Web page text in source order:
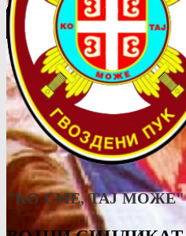
"КО СМЕ, ТАJ МОЖЕ"